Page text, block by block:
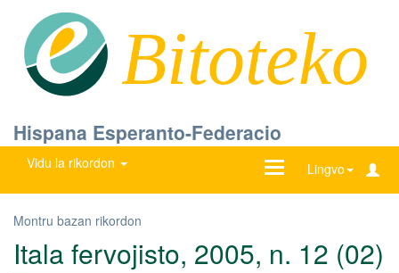
Bitoteko
Hispana Esperanto-Federacio
Vidu la rikordon Lingvo
Ŝanĝu
Montru bazan rikordon
Itala fervojisto, 2005, n. 12 (02)